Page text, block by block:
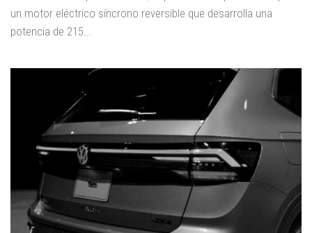
un motor eléctrico síncrono reversible que desarrolla una
potencia de 215...